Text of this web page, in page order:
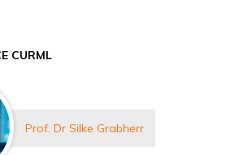
CURML
Prof. Dr Silke Grabherr